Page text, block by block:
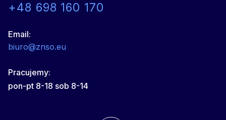
+48 698 160 170
Email:
biuro@znso.eu
Pracujemy:
pon-pt 8-18 sob 8-14